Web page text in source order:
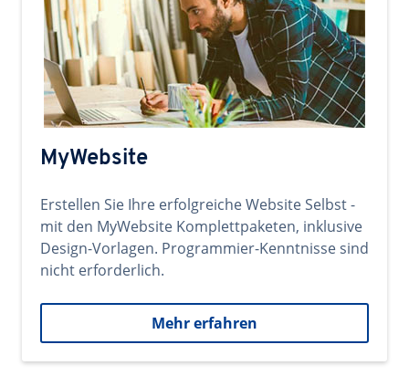
MyWebsite
Erstellen Sie Ihre erfolgreiche Website Selbst -
mit den MyWebsite Komplettpaketen, inklusive
Design-Vorlagen. Programmier-Kenntnisse sind
nicht erforderlich.
Mehr erfahren